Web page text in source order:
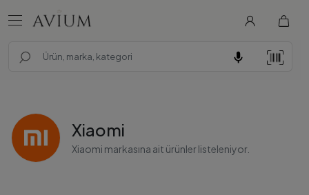
Xiaomi
Xiaomi markasına ait ürünler listeleniyor.